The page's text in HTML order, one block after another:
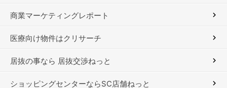
商業マーケティングレポート
医療向け物件はクリサーチ
居抜の事なら 居抜交渉ねっと
ショッピングセンターならSC店舗ねっと